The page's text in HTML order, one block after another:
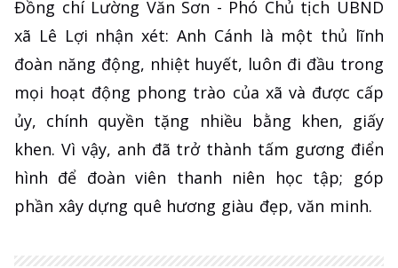
Đồng chí Lường Văn Sơn - Phó Chủ tịch UBND
xã Lê Lợi nhận xét: Anh Cánh là một thủ lĩnh
đoàn năng động, nhiệt huyết, luôn đi đầu trong
mọi hoạt động phong trào của xã và được cấp
ủy, chính quyền tặng nhiều bằng khen, giấy
khen. Vì vậy, anh đã trở thành tấm gương điển
hình để đoàn viên thanh niên học tập; góp
phần xây dựng quê hương giàu đẹp, văn minh.